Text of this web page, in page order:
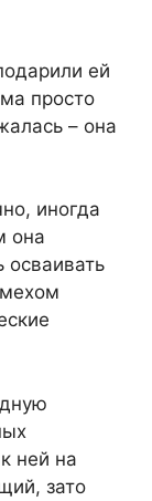
ей
просто
– она
иногда
она
осваивать
ней на
зато